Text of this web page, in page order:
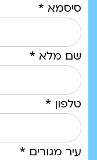
סיסמא *
שם מלא *
טלפון *
עיר מגורים *